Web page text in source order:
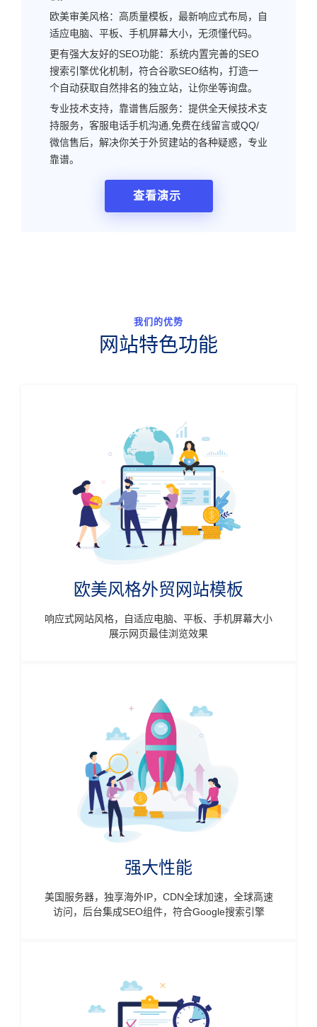
欧美审美风格：高质量模板，最新响应式布局，自
适应电脑、平板、手机屏幕大小，无须懂代码。
更有强大友好的SEO功能：系统内置完善的SEO
搜索引擎优化机制，符合谷歌SEO结构，打造一
个自动获取自然排名的独立站，让你坐等询盘。
专业技术支持，靠谱售后服务：提供全天候技术支
持服务，客服电话手机沟通,免费在线留言或QQ/
微信售后，解决你关于外贸建站的各种疑惑，专业
靠谱。
查看演示
我们的优势
网站特色功能
欧美风格外贸网站模板
响应式网站风格，自适应电脑、平板、手机屏幕大小
展示网页最佳浏览效果
强大性能
美国服务器，独享海外IP，CDN全球加速，全球高速
访问，后台集成SEO组件，符合Google搜索引擎